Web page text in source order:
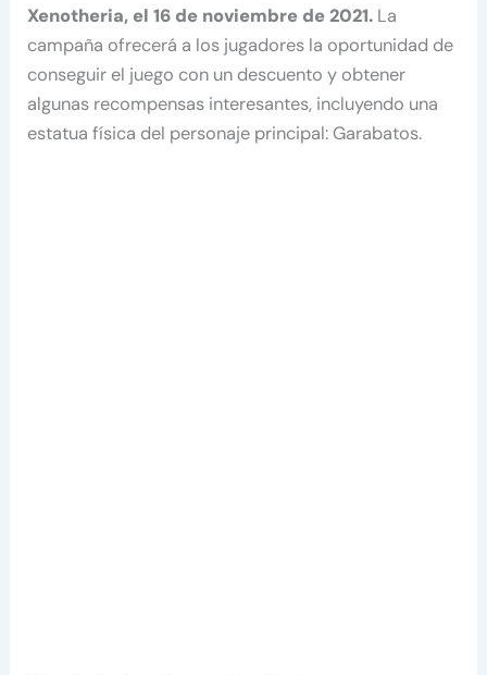
Xenotheria, el 16 de noviembre de 2021. La
campaña ofrecerá a los jugadores la oportunidad de
conseguir el juego con un descuento y obtener
algunas recompensas interesantes, incluyendo una
estatua física del personaje principal: Garabatos.